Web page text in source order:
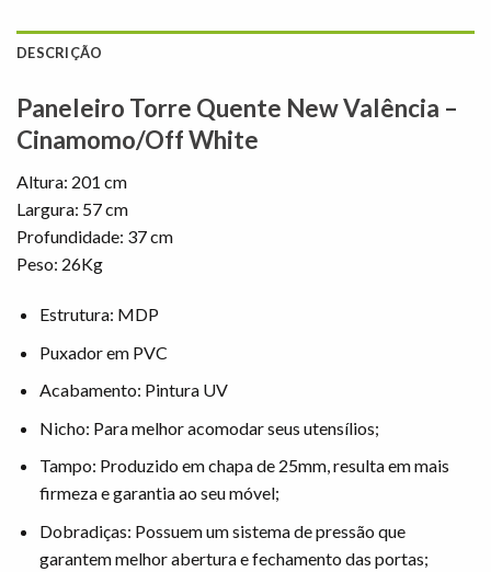
DESCRIÇÃO
Paneleiro Torre Quente New Valência –
Cinamomo/Off White
Altura: 201 cm
Largura: 57 cm
Profundidade: 37 cm
Peso: 26Kg
Estrutura: MDP
Puxador em PVC
Acabamento: Pintura UV
Nicho: Para melhor acomodar seus utensílios;
Tampo: Produzido em chapa de 25mm, resulta em mais
firmeza e garantia ao seu móvel;
Dobradiças: Possuem um sistema de pressão que
garantem melhor abertura e fechamento das portas;